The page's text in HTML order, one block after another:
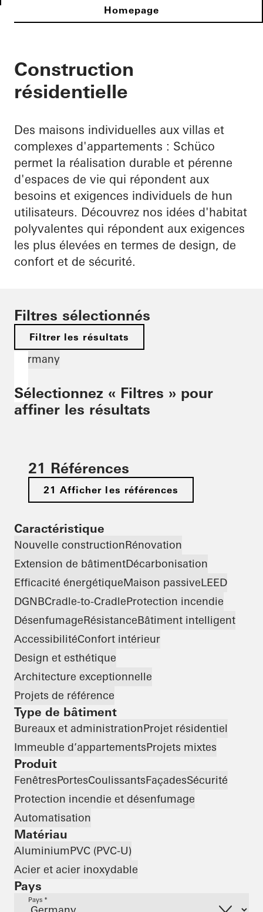
Homepage
Construction
résidentielle
Des maisons individuelles aux villas et
complexes d'appartements : Schüco
permet la réalisation durable et pérenne
d'espaces de vie qui répondent aux
besoins et exigences individuels de hun
utilisateurs. Découvrez nos idées d'habitat
polyvalentes qui répondent aux exigences
les plus élevées en termes de design, de
confort et de sécurité.
Filtres sélectionnés
Filtrer les résultats
Germany
Sélectionnez « Filtres » pour
affiner les résultats
21 Références
21 Afficher les références
Caractéristique
Nouvelle constructionRénovation
Extension de bâtimentDécarbonisation
Efficacité énergétiqueMaison passiveLEED
DGNBCradle-to-CradleProtection incendie
DésenfumageRésistanceBâtiment intelligent
AccessibilitéConfort intérieur
Design et esthétique
Architecture exceptionnelle
Projets de référence
Type de bâtiment
Bureaux et administrationProjet résidentiel
Immeuble d’appartementsProjets mixtes
Produit
FenêtresPortesCoulissantsFaçadesSécurité
Protection incendie et désenfumage
Automatisation
Matériau
AluminiumPVC (PVC-U)
Acier et acier inoxydable
Pays
Pays *